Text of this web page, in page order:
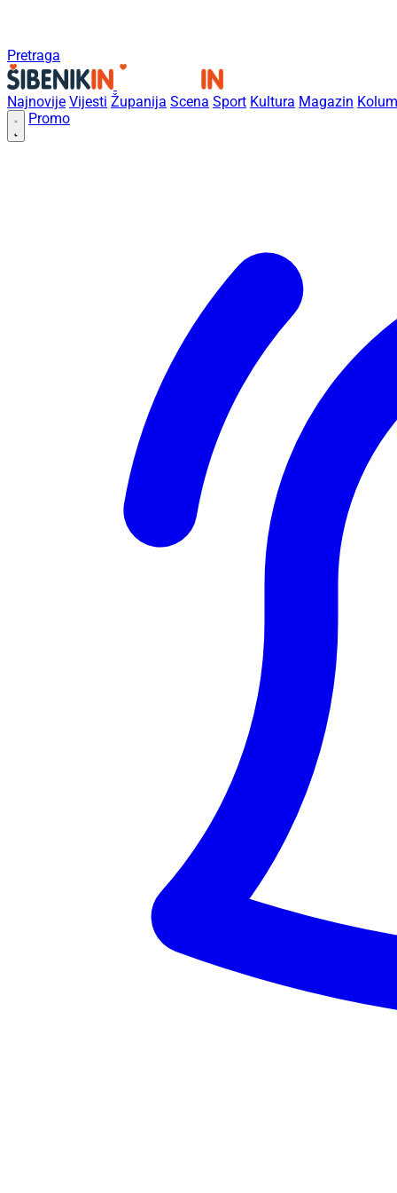
Pretraga
Najnovije Vijesti Županija Scena Sport Kultura Magazin
Promo